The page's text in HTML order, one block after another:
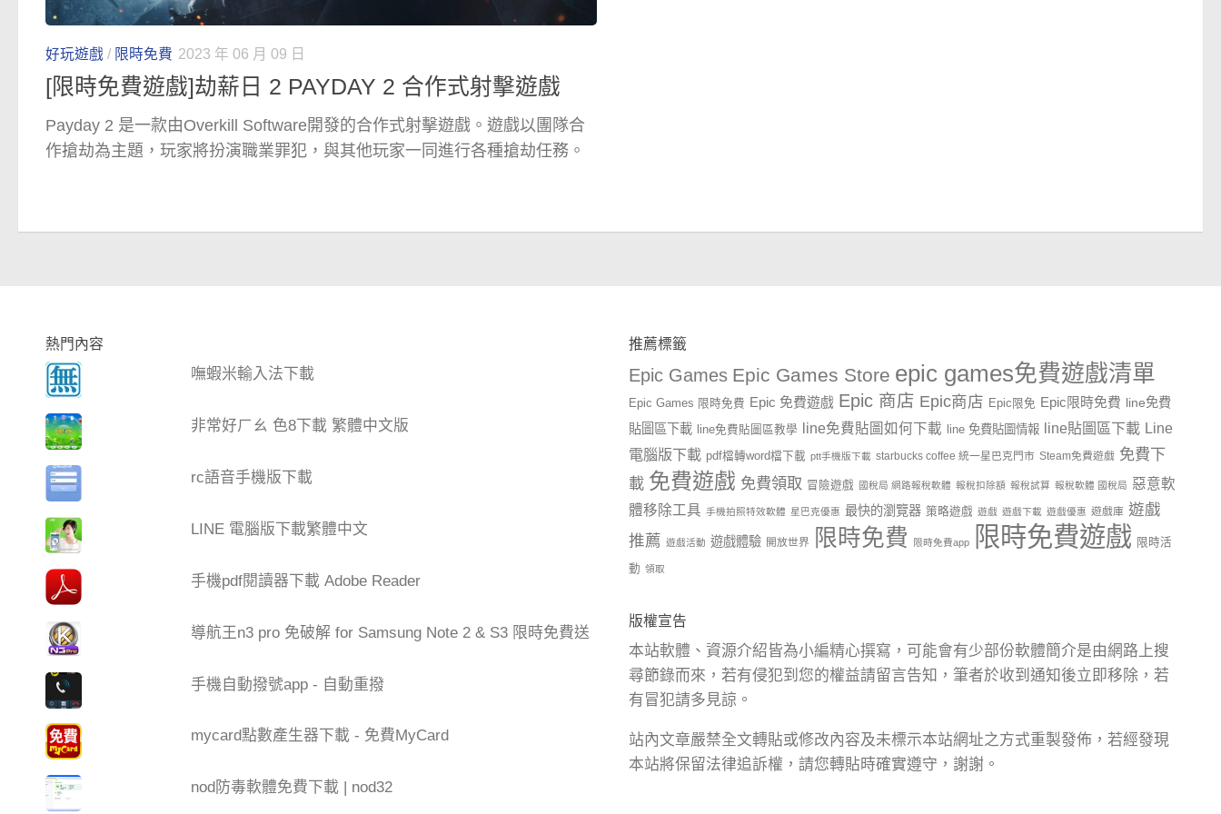
好玩遊戲 / 限時免費 2023 年 06 月 09 日
[限時免費遊戲]劫薪日 2 PAYDAY 2 合作式射擊遊戲
Payday 2 是一款由Overkill Software開發的合作式射擊遊戲。遊戲以團隊合
作搶劫為主題，玩家將扮演職業罪犯，與其他玩家一同進行各種搶劫任務。
熱門內容
嘸蝦米輸入法下載
非常好ㄏㄠ 色8下載 繁體中文版
rc語音手機版下載
LINE 電腦版下載繁體中文
手機pdf閱讀器下載 Adobe Reader
導航王n3 pro 免破解 for Samsung Note 2 & S3 限時免費送
手機自動撥號app - 自動重撥
mycard點數產生器下載 - 免費MyCard
nod防毒軟體免費下載 | nod32
推薦標籤
Epic Games Epic Games Store epic games免費遊戲清單
Epic Games 限時免費 Epic 免費遊戲 Epic 商店 Epic商店 Epic限免 Epic限時免費 line免費
貼圖區下載
line免費貼圖區教學 line免費貼圖如何下載 line 免費貼圖情報 line貼圖區下載 Line
電腦版下載 pdf檔轉word檔下載 ptt手機版下載 starbucks coffee 統一星巴克門市 Steam免費遊戲 免費下
載 免費遊戲 免費領取 冒險遊戲 國稅局 網路報稅軟體 報稅扣除額 報稅試算 報稅軟體 國稅局 惡意軟
體移除工具 手機拍照特效軟體 星巴克優惠 最快的瀏覽器 策略遊戲 遊戲 遊戲下載 遊戲優惠 遊戲庫 遊戲
推薦 遊戲活動 遊戲體驗 開放世界 限時免費 限時免費app 限時免費遊戲 限時活
動 領取
版權宣告
本站軟體、資源介紹皆為小編精心撰寫，可能會有少部份軟體簡介是由網路上搜
尋節錄而來，若有侵犯到您的權益請留言告知，筆者於收到通知後立即移除，若
有冒犯請多見諒。
站內文章嚴禁全文轉貼或修改內容及未標示本站網址之方式重製發佈，若經發現
本站將保留法律追訴權，請您轉貼時確實遵守，謝謝。